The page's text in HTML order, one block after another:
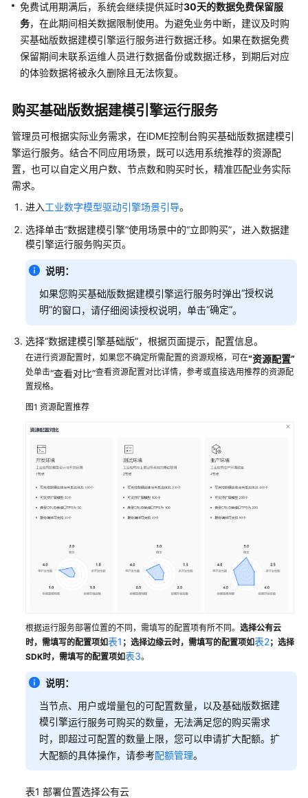
前
必
读
准
作
准
iDME
源
开
iDME
计
服
（免
费）
通
模
擎
通
字
擎
买
业
元
服
务
管
免费试用期满后，系统会继续提供延时30天的数据免费保留服
务，在此期间相关数据限制使用。为避免业务中断，建议及时购
买基础版数据建模引擎运行服务进行数据迁移。如果在数据免费
保留期间未联系运维人员进行数据备份或数据迁移，到期后对应
的体验数据将被永久删除且无法恢复。
购买基础版数据建模引擎运行服务
管理员可根据实际业务需求，在iDME控制台购买基础版数据建模引
擎运行服务。结合不同应用场景，既可以选用系统推荐的资源配
置，也可以自定义用户数、节点数和购买时长，精准匹配业务实际
需求。
进入工业数字模型驱动引擎场景引导。
选择单击“数据建模引擎”使用场景中的“立即购买”，进入数据建
模引擎运行服务购买页。
说明：
如果您购买基础版数据建模引擎运行服务时弹出“授权说
明”的窗口，请仔细阅读授权说明，单击“确定”。
选择“数据建模引擎基础版”，根据页面提示，配置信息。
在进行资源配置时，如果您不确定所需配置的资源规格，可在“资源配置”
处单击“查看对比”查看资源配置对比详情，参考或直接选用推荐的资源配
置规格。
图1 资源配置推荐
根据运行服务部署位置的不同，需填写的配置项有所不同。 选择公有云
时，需填写的配置项如表1 ；选择边缘云时，需填写的配置项如表2；选择
SDK时，需填写的配置项如表3。
说明：
当节点、用户或增量包的可配置数量，以及基础版数据建
模引擎运行服务可购买的数量，无法满足您的购买需求
时，即超过可配置的数量上限，您可以申请扩大配额。扩
大配额的具体操作，请参考配额管理。
表1 部署位置选择公有云